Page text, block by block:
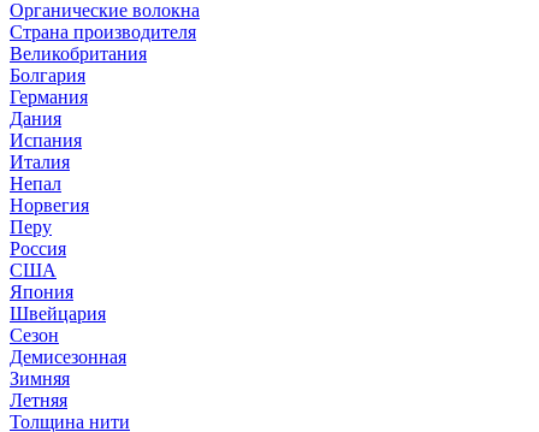
Органические волокна
Страна производителя
Великобритания
Болгария
Германия
Дания
Испания
Италия
Непал
Норвегия
Перу
Россия
США
Япония
Швейцария
Сезон
Демисезонная
Зимняя
Летняя
Толщина нити